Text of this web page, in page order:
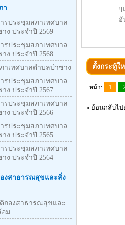
า
รประชุมสภาเทศบาล
ง ประจำปี 2569
รประชุมสภาเทศบาล
ง ประจำปี 2568
าเทศบาลตำบลป่าซาง
รประชุมสภาเทศบาล
ง ประจำปี 2567
รประชุมสภาเทศบาล
ง ประจำปี 2566
รประชุมสภาเทศบาล
ง ประจำปี 2565
รประชุมสภาเทศบาล
ง ประจำปี 2564
งสาธารณสุขและสิ่ง
กองสาธารณสุขและ
อม
![
อั
ตั้งกระทู้ใ
หน้า: 1
« ย้อนกลับไป